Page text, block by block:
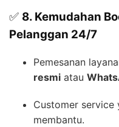
✅ 8. Kemudahan
Pelanggan 24/7
Pemesanan
resmi atau
Customer service
membantu.